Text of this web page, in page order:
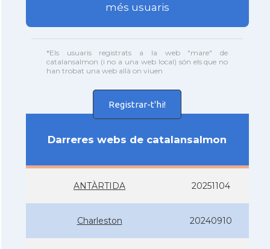
més usuaris
*Els usuaris registrats a la web "mare" de
catalansalmon (i no a una web local) són els que no
han trobat una web allà on viuen
Registrar-t'hi!
Darreres webs de catalansalmon
ANTÀRTIDA 20251104
Charleston 20240910